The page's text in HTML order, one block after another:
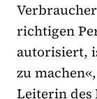
richtigen
autorisiert,
zu
Leiterin des